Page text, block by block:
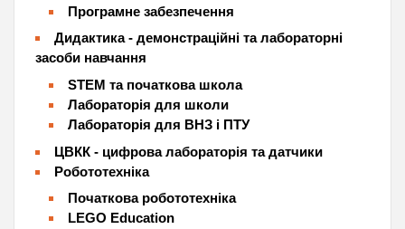
Програмне забезпечення
Дидактика - демонстраційні та лабораторні
засоби навчання
STEM та початкова школа
Лабораторія для школи
Лабораторія для ВНЗ і ПТУ
ЦВКК - цифрова лабораторія та датчики
Робототехніка
Початкова робототехніка
LEGO Education